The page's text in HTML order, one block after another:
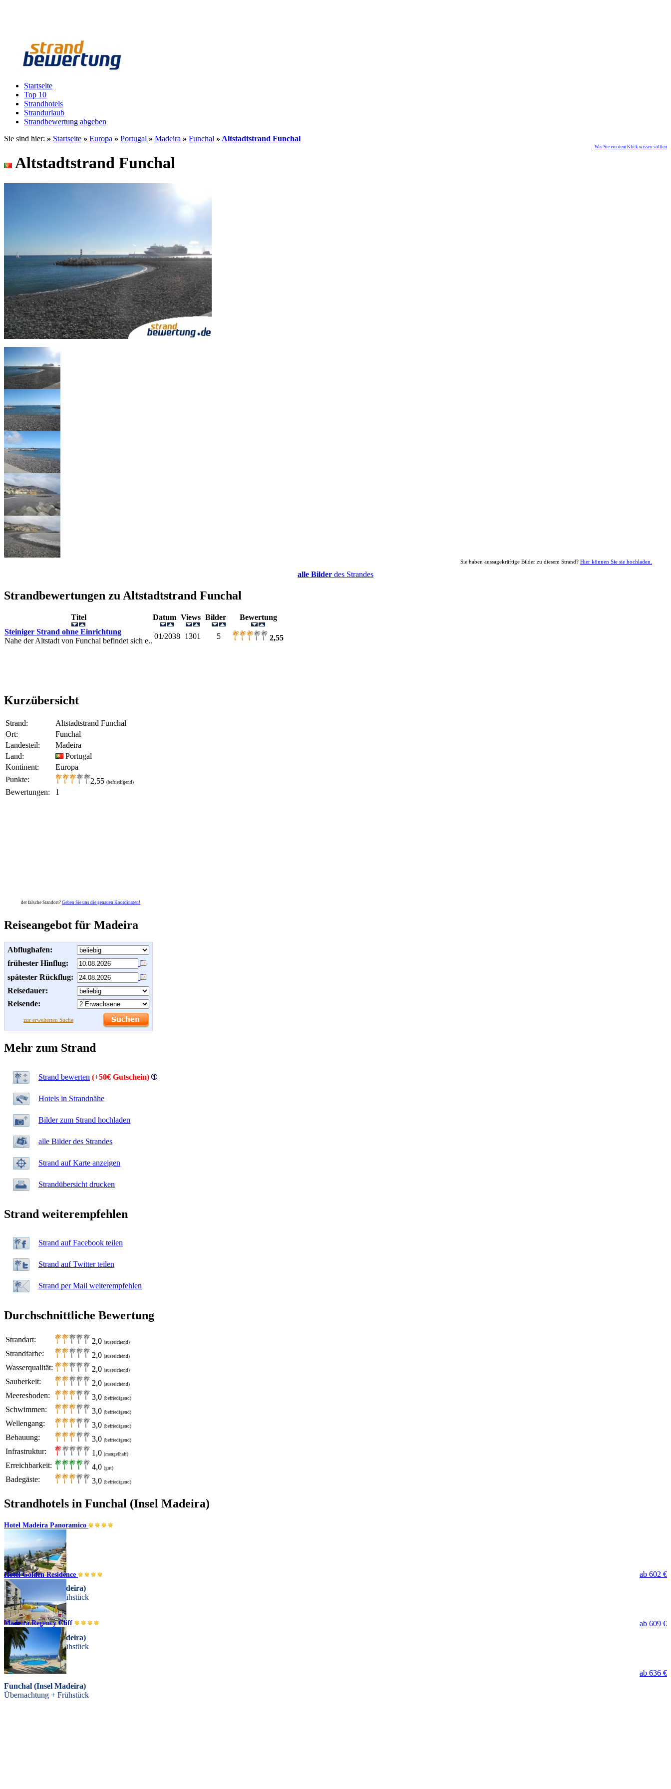
Startseite
Top 10
Strandhotels
Strandurlaub
Strandbewertung abgeben
Was Sie vor dem Klick wissen sollten
Sie sind hier: » Startseite » Europa » Portugal » Madeira » Funchal » Altstadtstrand Funchal
Altstadtstrand Funchal
Sie haben aussagekräftige Bilder zu diesem Strand? Hier können Sie sie hochladen.
alle Bilder des Strandes
Strandbewertungen zuAltstadtstrand Funchal
Titel Datum Views Bilder
Bewertung
Steiniger Strand ohne Einrichtung
Nahe der Altstadt von Funchal befindet sich e..
01/2038 1301 5 2,55
Kurzübersicht
Strand:
Altstadtstrand Funchal
Ort:
Funchal
Landesteil:
Madeira
Land:
Portugal
Kontinent:
Europa
Punkte:
2,55 (befriedigend)
Bewertungen: 1
der falsche Standort? Geben Sie uns die genauen Koordinaten!
Reiseangebot für Madeira
Abflughafen:
frühester Hinflug:
spätester Rückflug:
Reisedauer:
Reisende:
zur erweiterten Suche
Mehr zum Strand
Strand bewerten (+50€ Gutschein)
Hotels in Strandnähe
Bilder zum Strand hochladen
alle Bilder des Strandes
Strand auf Karte anzeigen
Strandübersicht drucken
Strand weiterempfehlen
Strand auf Facebook teilen
Strand auf Twitter teilen
Strand per Mail weiterempfehlen
Durchschnittliche Bewertung
Strandart: 2,0 (ausreichend)
Strandfarbe: 2,0 (ausreichend)
Wasserqualität: 2,0 (ausreichend)
Sauberkeit: 2,0 (ausreichend)
Meeresboden: 3,0 (befriedigend)
Schwimmen: 3,0 (befriedigend)
Wellengang: 3,0 (befriedigend)
Bebauung: 3,0 (befriedigend)
Infrastruktur: 1,0 (mangelhaft)
Erreichbarkeit: 4,0 (gut)
Badegäste: 3,0 (befriedigend)
Strandhotels in Funchal (Insel Madeira)
Hotel Madeira Panoramico
Funchal (Insel Madeira)
Übernachtung + Frühstück
ab 602 €
Hotel Golden Residence
Funchal (Insel Madeira)
Übernachtung + Frühstück
ab 609 €
Madeira Regency Cliff
Funchal (Insel Madeira)
Übernachtung + Frühstück
ab 636 €